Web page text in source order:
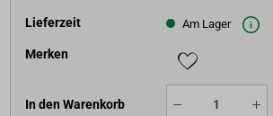
Lieferzeit Am Lager
Merken
In den Warenkorb